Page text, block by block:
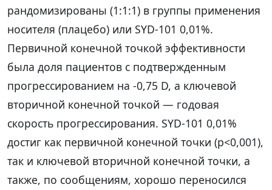
рандомизированы (1:1:1) в группы применения
носителя (плацебо) или SYD-101 0,01%.
Первичной конечной точкой эффективности
была доля пациентов с подтвержденным
прогрессированием на -0,75 D, а ключевой
вторичной конечной точкой — годовая
скорость прогрессирования. SYD-101 0,01%
достиг как первичной конечной точки (p<0,001),
так и ключевой вторичной конечной точки, а
также, по сообщениям, хорошо переносился